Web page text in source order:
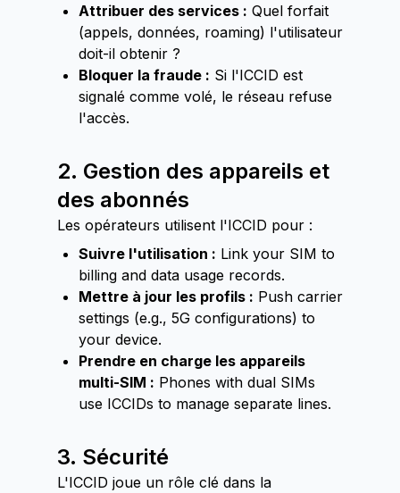
Attribuer des services : Quel forfait
(appels, données, roaming) l'utilisateur
doit-il obtenir ?
Bloquer la fraude : Si l'ICCID est
signalé comme volé, le réseau refuse
l'accès.
2. Gestion des appareils et
des abonnés
Les opérateurs utilisent l'ICCID pour :
Suivre l'utilisation : Link your SIM to
billing and data usage records.
Mettre à jour les profils : Push carrier
settings (e.g., 5G configurations) to
your device.
Prendre en charge les appareils
multi-SIM : Phones with dual SIMs
use ICCIDs to manage separate lines.
3. Sécurité
L'ICCID joue un rôle clé dans la